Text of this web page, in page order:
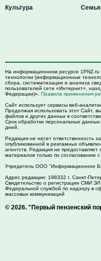
Культура
Семья
На информационном ресурсе
технологии (информационные
сбора, систематизации и анализа
пользователей сети «Интернет»,
Федерации)». Правила применения
Сайт использует сервисы веб-
Продолжая использовать этот Сайт,
файлов и других данных в
Срок обработки персональных
дней.
Редакция не несет ответственность
опубликованной в рекламных
агентств. Редакция не
материалов только по согласованию с
Учредитель ООО "Информационное
Адрес редакции: 198332 г. Санкт-
Свидетельство о регистрации СМИ
Федеральной службой по надзору в
массовых коммуникаций
© 2026. "Первый пензенский